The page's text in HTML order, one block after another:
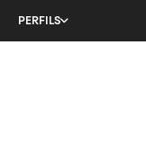
PERFILS